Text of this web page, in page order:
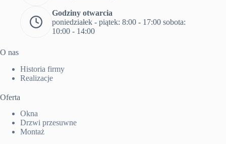
Godziny otwarcia
poniedziałek - piątek: 8:00 - 17:00 sobota:
10:00 - 14:00
O nas
Historia firmy
Realizacje
Oferta
Okna
Drzwi przesuwne
Montaż